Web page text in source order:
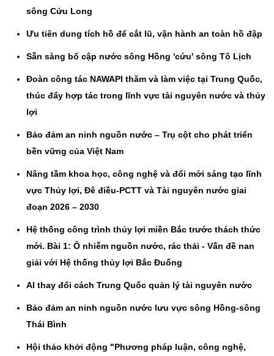
sông Cửu Long
Ưu tiên dung tích hồ để cắt lũ, vận hành an toàn hồ đập
Sẵn sàng bổ cập nước sông Hồng 'cứu' sông Tô Lịch
Đoàn công tác NAWAPI thăm và làm việc tại Trung Quốc,
thúc đẩy hợp tác trong lĩnh vực tài nguyên nước và thủy
lợi
Bảo đảm an ninh nguồn nước – Trụ cột cho phát triển
bền vững của Việt Nam
Nâng tầm khoa học, công nghệ và đổi mới sáng tạo lĩnh
vực Thủy lợi, Đê điều-PCTT và Tài nguyên nước giai
đoạn 2026 – 2030
Hệ thống công trình thủy lợi miền Bắc trước thách thức
mới. Bài 1: Ô nhiễm nguồn nước, rác thải - Vấn đề nan
giải với Hệ thống thủy lợi Bắc Đuống
AI thay đổi cách Trung Quốc quản lý tài nguyên nước
Bảo đảm an ninh nguồn nước lưu vực sông Hồng-sông
Thái Bình
Hội thảo khởi động "Phương pháp luận, công nghệ,